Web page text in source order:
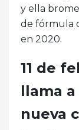
y ella
de fórmula
en 2020.
11 de
llama
nueva